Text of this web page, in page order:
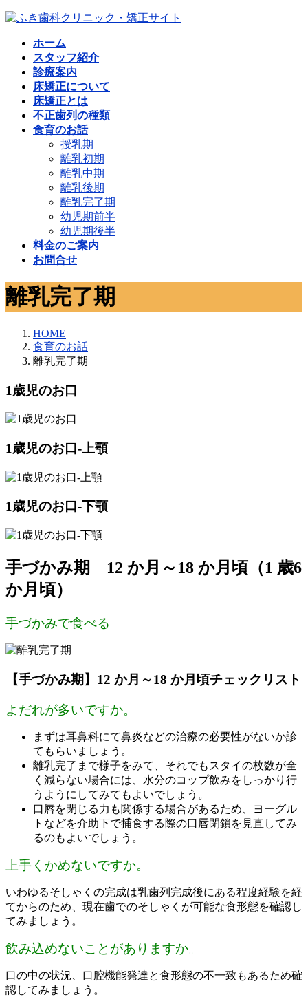
コ
ナ
ホーム
スタッフ紹介
診療案内
床矯正について
床矯正とは
不正歯列の種類
食育のお話
授乳期
離乳初期
離乳中期
離乳後期
離乳完了期
幼児期前半
幼児期後半
料金のご案内
お問合せ
離乳完了期
HOME
食育のお話
離乳完了期
1歳児のお口
1歳児のお口-上顎
1歳児のお口-下顎
手づかみ期 12 か月～18 か月頃（1 歳6
か月頃）
手づかみで食べる
【手づかみ期】12 か月～18 か月頃チェックリスト
よだれが多いですか。
まずは耳鼻科にて鼻炎などの治療の必要性がないか診
てもらいましょう。
離乳完了まで様子をみて、それでもスタイの枚数が全
く減らない場合には、水分のコップ飲みをしっかり行
うようにしてみてもよいでしょう。
口唇を閉じる力も関係する場合があるため、ヨーグル
トなどを介助下で捕食する際の口唇閉鎖を見直してみ
るのもよいでしょう。
上手くかめないですか。
いわゆるそしゃくの完成は乳歯列完成後にある程度経験を経
てからのため、現在歯でのそしゃくが可能な食形態を確認し
てみましょう。
飲み込めないことがありますか。
口の中の状況、口腔機能発達と食形態の不一致もあるため確
認してみましょう。